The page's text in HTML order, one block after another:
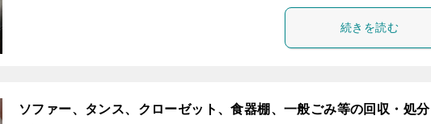
続きを読む
ソファー、タンス、クローゼット、食器棚、一般ごみ等の回収・処分